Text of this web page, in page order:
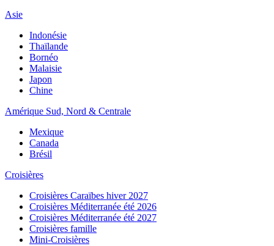
Asie
Indonésie
Thaïlande
Bornéo
Malaisie
Japon
Chine
Amérique Sud, Nord & Centrale
Mexique
Canada
Brésil
Croisières
Croisières Caraïbes hiver 2027
Croisières Méditerranée été 2026
Croisières Méditerranée été 2027
Croisières famille
Mini-Croisières